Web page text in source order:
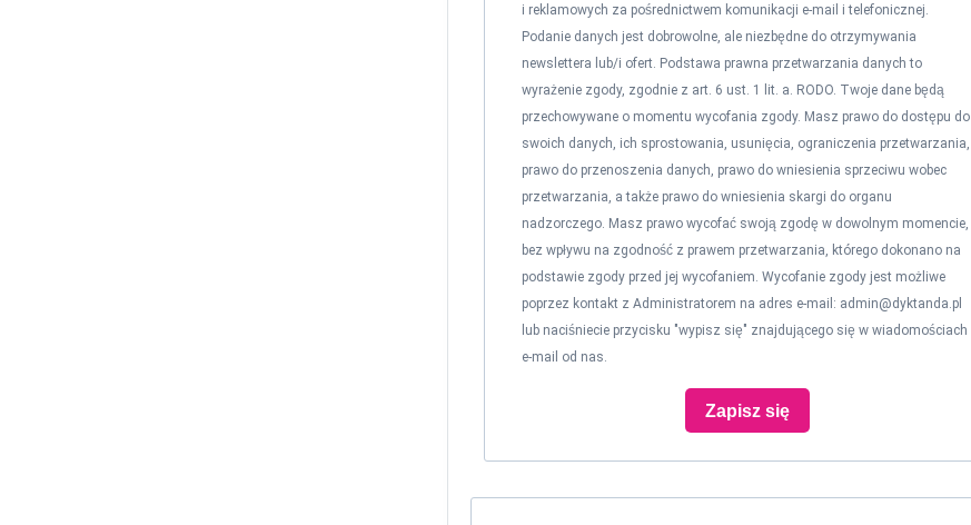
i reklamowych za pośrednictwem komunikacji e-mail i telefonicznej.
Podanie danych jest dobrowolne, ale niezbędne do otrzymywania
newslettera lub/i ofert. Podstawa prawna przetwarzania danych to
wyrażenie zgody, zgodnie z art. 6 ust. 1 lit. a. RODO. Twoje dane będą
przechowywane o momentu wycofania zgody. Masz prawo do dostępu do
swoich danych, ich sprostowania, usunięcia, ograniczenia przetwarzania,
prawo do przenoszenia danych, prawo do wniesienia sprzeciwu wobec
przetwarzania, a także prawo do wniesienia skargi do organu
nadzorczego. Masz prawo wycofać swoją zgodę w dowolnym momencie,
bez wpływu na zgodność z prawem przetwarzania, którego dokonano na
podstawie zgody przed jej wycofaniem. Wycofanie zgody jest możliwe
poprzez kontakt z Administratorem na adres e-mail: admin@dyktanda.pl
lub naciśniecie przycisku "wypisz się" znajdującego się w wiadomościach
e-mail od nas.
Zapisz się